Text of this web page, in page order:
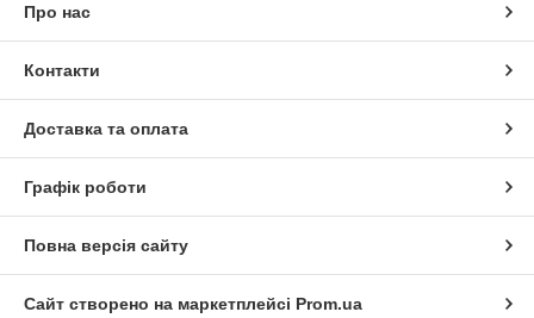
Про нас
Контакти
Доставка та оплата
Графік роботи
Повна версія сайту
Сайт створено на маркетплейсі Prom.ua